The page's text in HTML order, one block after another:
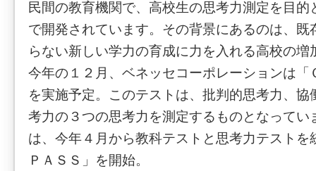
民間の教育機関で、高校生の思考力測定を目的
で開発されています。その背景にあるのは、既
らない新しい学力の育成に力を入れる高校の増
今年の１２月、ベネッセコーポレーションは「
を実施予定。このテストは、批判的思考力、協
考力の３つの思考力を測定するものとなってい
は、今年４月から教科テストと思考力テストを
ＰＡＳＳ」を開始。